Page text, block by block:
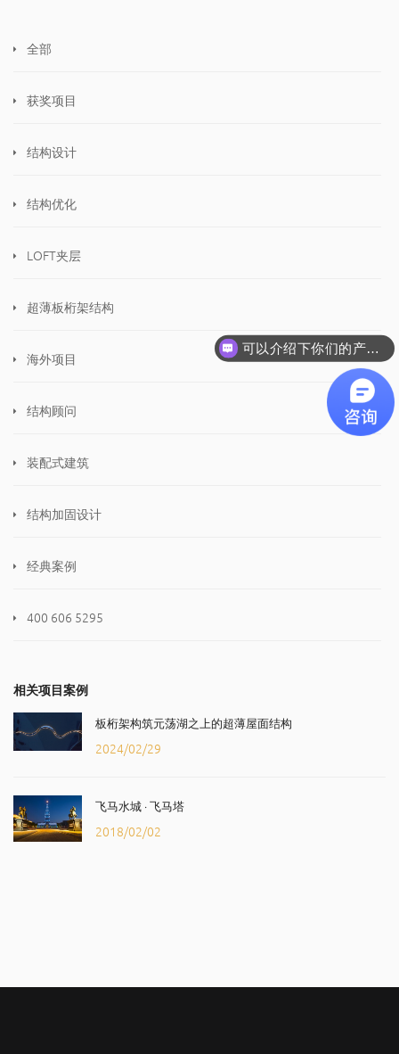
全部
获奖项目
结构设计
结构优化
LOFT夹层
超薄板桁架结构
海外项目
结构顾问
装配式建筑
结构加固设计
经典案例
400 606 5295
相关项目案例
板桁架构筑元荡湖之上的超薄屋面结构
2024/02/29
飞马水城 · 飞马塔
2018/02/02
可以介绍下你们的产品么